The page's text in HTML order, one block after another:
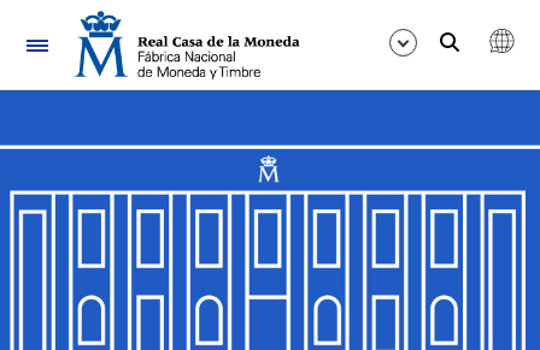
Navegación
Mostrar/Ocultar
Mostrar/Ocultar